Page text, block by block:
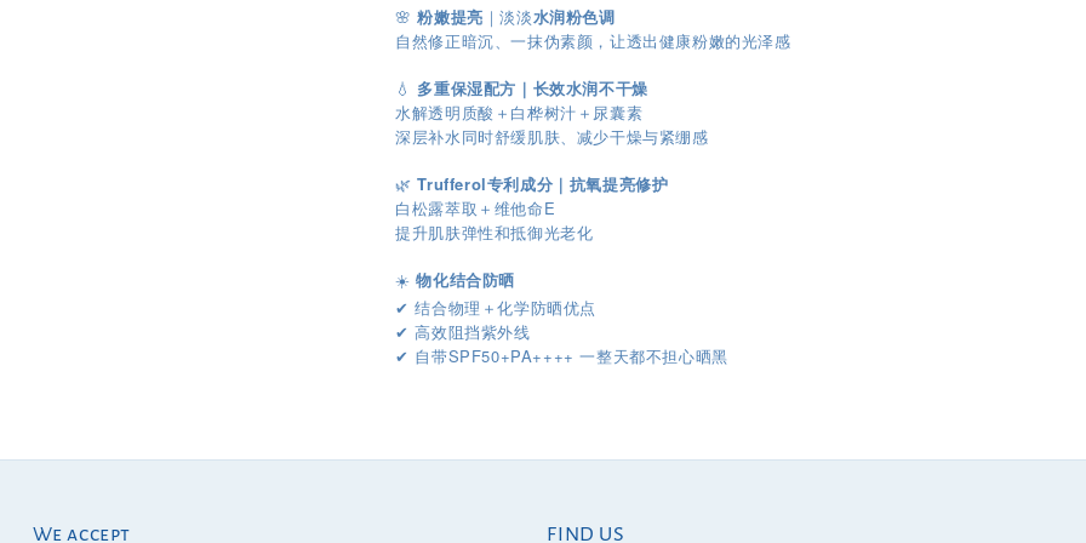
🌸粉嫩提亮 ｜淡淡水润粉色调
自然修正暗沉、一抹伪素颜，让透出健康粉嫩的光泽感
💧 多重保湿配方｜长效水润不干燥
水解透明质酸＋白桦树汁＋尿囊素
深层补水同时舒缓肌肤、减少干燥与紧绷感
🌿Trufferol专利成分｜抗氧提亮修护
白松露萃取＋维他命E
提升肌肤弹性和抵御光老化
☀️物化结合防晒
✔︎ 结合物理＋化学防晒优点
✔︎ 高效阻挡紫外线
✔︎ 自带SPF50+PA++++一整天都不担心晒黑
We accept FIND US